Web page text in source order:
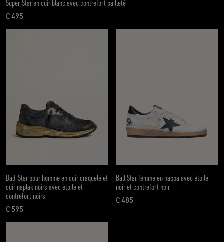
Super-Star en cuir blanc avec contrefort pailleté
€ 495
prix actuel € 495
Dad-Star pour homme en cuir craquelé et
cuir naplak noirs avec étoile et
contrefort noirs
€ 595
prix actuel € 595
Ball Star femme en nappa avec étoile
noir et contrefort noir
€ 485
prix actuel € 485